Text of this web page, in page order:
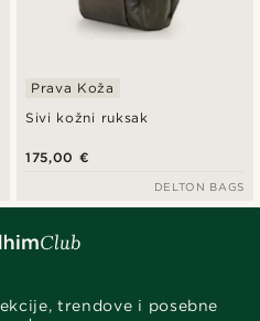
Sivi kožni ruksak
Prava Koža
175,00 €
DELTON BAGS
trendove i posebne